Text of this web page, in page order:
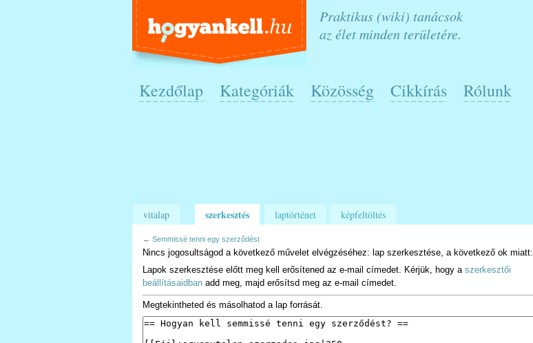
Praktikus (wiki) tanácsok
az élet minden területére.
Kezdőlap Kategóriák Közösség Cikkírás Rólunk
vitalap szerkesztés laptörténet képfeltöltés
← Semmissé tenni egy szerződést
Nincs jogosultságod a következő művelet elvégzéséhez: lap szerkesztése, a következő ok miatt:
Lapok szerkesztése előtt meg kell erősítened az e-mail címedet. Kérjük, hogy a szerkesztői
beállításaidban add meg, majd erősítsd meg az e-mail címedet.
Megtekintheted és másolhatod a lap forrását.